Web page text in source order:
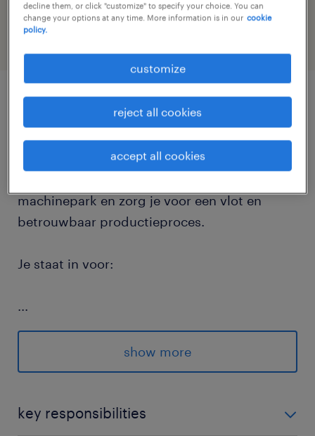
engineering
Als Storingstechnieker ben je samen met je
machinepark en zorg je voor een vlot en
betrouwbaar productieproces.
Je staat in voor:
...
preventief en curatief onderhoud van
machines en installaties
het analyseren en oplossen van storingen
show more
key responsibilities
decline them, or click "customize" to specify your choice. You can
change your options at any time. More information is in our cookie
policy.
customize
reject all cookies
accept all cookies